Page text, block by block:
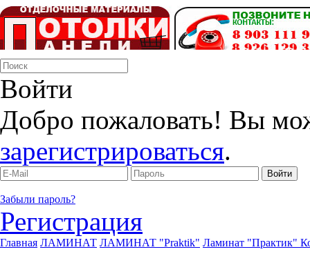
Войти
Добро пожаловать! Вы
зарегистрироваться.
Забыли пароль?
Регистрация
Главная ЛАМИНАТ ЛАМИНАТ "Praktik" Ламинат "Практик"